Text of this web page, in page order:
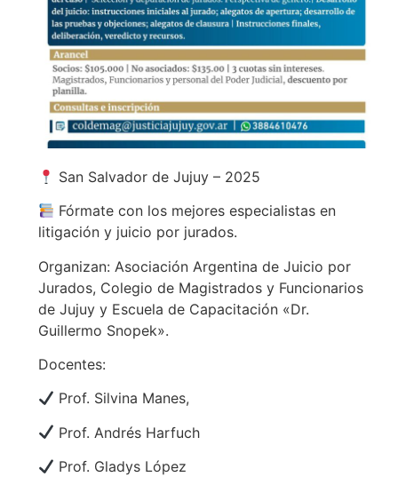
San Salvador de Jujuy – 2025
Fórmate con los mejores especialistas en
litigación y juicio por jurados.
Organizan: Asociación Argentina de Juicio por
Jurados, Colegio de Magistrados y Funcionarios
de Jujuy y Escuela de Capacitación «Dr.
Guillermo Snopek».
Docentes:
Prof. Silvina Manes,
Prof. Andrés Harfuch
Prof. Gladys López